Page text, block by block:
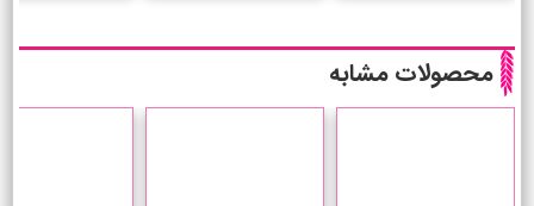
محصولات مشابه